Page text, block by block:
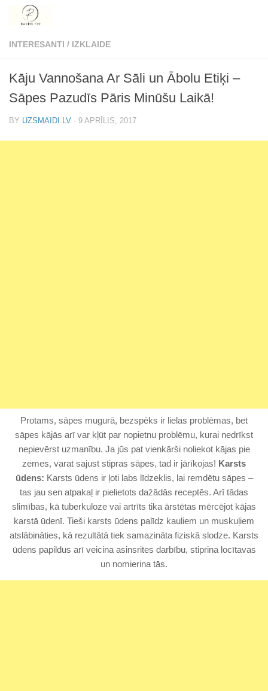
Skip to content
INTERESANTI / IZKLAIDE
Kāju Vannošana Ar Sāli un Ābolu Etiķi –
Sāpes Pazudīs Pāris Minūšu Laikā!
BY UZSMAIDI.LV · 9 APRĪLIS, 2017
Protams, sāpes mugurā, bezspēks ir lielas problēmas, bet
sāpes kājās arī var kļūt par nopietnu problēmu, kurai nedrīkst
nepievērst uzmanību. Ja jūs pat vienkārši noliekot kājas pie
zemes, varat sajust stipras sāpes, tad ir jārīkojas! Karsts
ūdens: Karsts ūdens ir ļoti labs līdzeklis, lai remdētu sāpes –
tas jau sen atpakaļ ir pielietots dažādās receptēs. Arī tādas
slimības, kā tuberkuloze vai artrīts tika ārstētas mērcējot kājas
karstā ūdenī. Tieši karsts ūdens palīdz kauliem un muskuļiem
atslābināties, kā rezultātā tiek samazināta fiziskā slodze. Karsts
ūdens papildus arī veicina asinsrites darbību, stiprina locītavas
un nomierina tās.